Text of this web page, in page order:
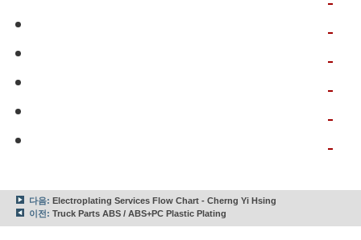
다음: Electroplating Services Flow Chart - Cherng Yi Hsing
이전: Truck Parts ABS / ABS+PC Plastic Plating